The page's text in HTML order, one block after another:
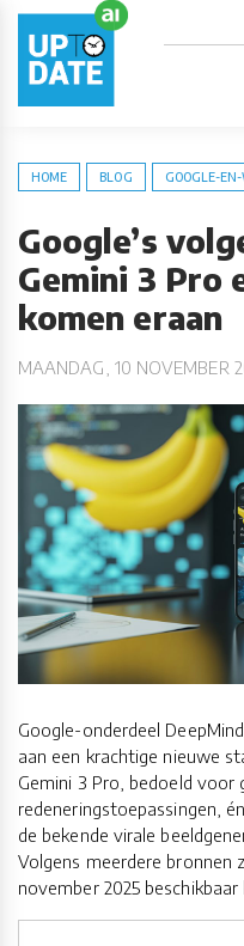
HOME BLOG GOOGLE-
Google’s
Gemini 3 Pro
komen eraan
MAANDAG, 10 NOVEMBER
Google-onderdeel
aan een krachtige nieuwe
Gemini 3 Pro, bedoeld voor
redeneringstoepassingen,
de bekende virale
Volgens meerdere bronnen
november 2025 beschikbaar